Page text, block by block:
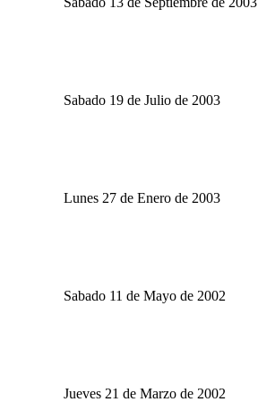
Sabado 19 de Julio de 2003
Lunes 27 de Enero de 2003
Sabado 11 de Mayo de 2002
Jueves 21 de Marzo de 2002